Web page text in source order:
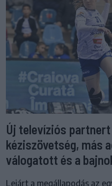
Új televíziós
kéziszövetség, más
válogatott és a
Lejárt a megállapodás az